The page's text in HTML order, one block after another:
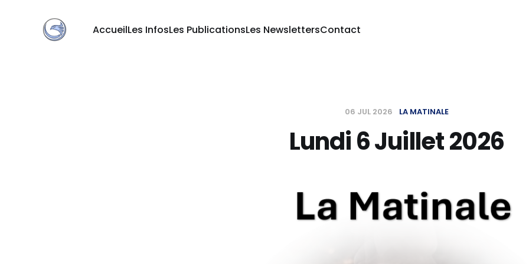
AccueilLes InfosLes PublicationsLes NewslettersContact
06 JUL 2026 LA MATINALE
Lundi 6 Juillet 2026